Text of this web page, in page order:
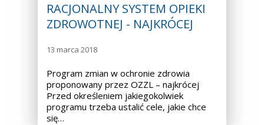
RACJONALNY SYSTEM OPIEKI
ZDROWOTNEJ - NAJKRÓCEJ
13 marca 2018
Program zmian w ochronie zdrowia
proponowany przez OZZL – najkrócej
Przed określeniem jakiegokolwiek
programu trzeba ustalić cele, jakie chce
się…